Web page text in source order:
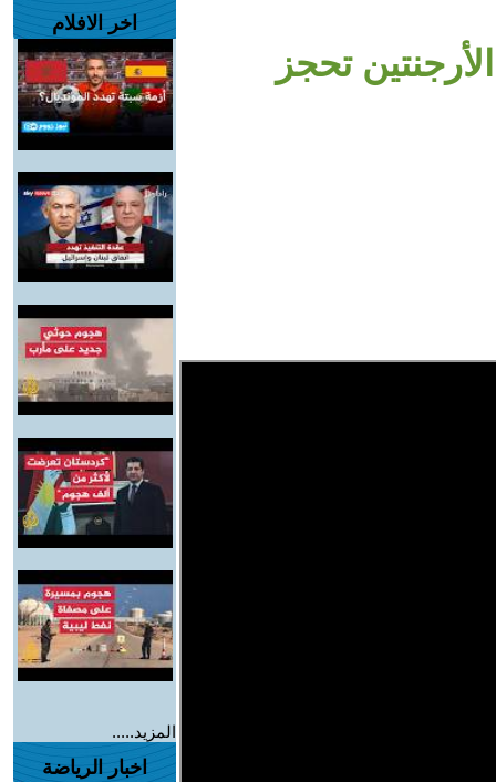
تحجز
اخر الافلام
المزيد.....
اخبار الرياضة